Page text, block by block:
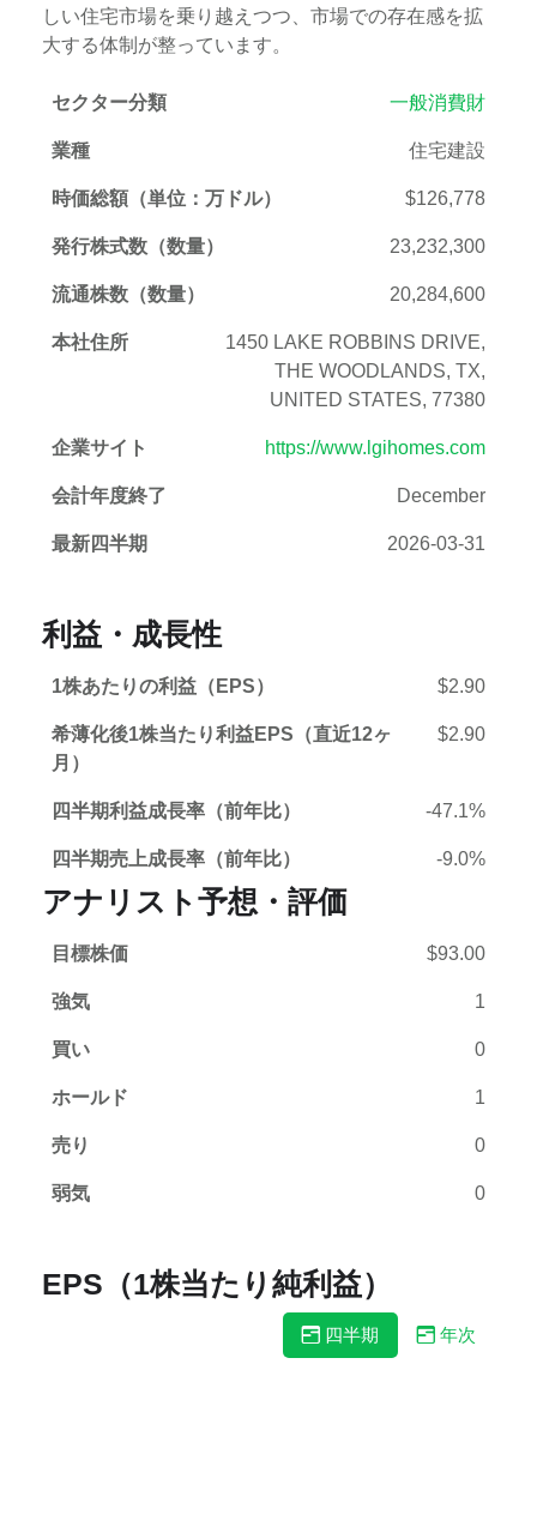
しい住宅市場を乗り越えつつ、市場での存在感を拡
大する体制が整っています。
セクター分類 一般消費財
業種 住宅建設
時価総額（単位：万ドル） $126,778
発行株式数（数量） 23,232,300
流通株数（数量） 20,284,600
本社住所
1450 LAKE ROBBINS DRIVE,
THE WOODLANDS, TX,
UNITED STATES, 77380
企業サイト https://www.lgihomes.com
会計年度終了 December
最新四半期 2026-03-31
利益・成長性
1株あたりの利益（EPS） $2.90
希薄化後1株当たり利益EPS（直近12ヶ
月）
$2.90
四半期利益成長率（前年比） -47.1%
四半期売上成長率（前年比） -9.0%
アナリスト予想・評価
目標株価 $93.00
強気 1
買い 0
ホールド 1
売り 0
弱気 0
EPS（1株当たり純利益）
四半期 年次